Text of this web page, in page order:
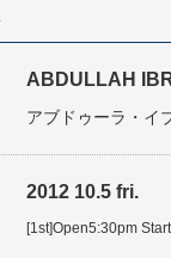
ABDULLAH
アブドゥーラ・イ
2012 10.5 fri.
[1st]Open5:30pm